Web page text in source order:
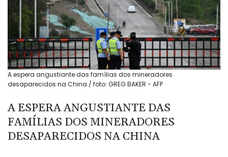
A espera angustiante das famílias dos mineradores
desaparecidos na China / foto: GREG BAKER - AFP
A ESPERA ANGUSTIANTE DAS
FAMÍLIAS DOS MINERADORES
DESAPARECIDOS NA CHINA